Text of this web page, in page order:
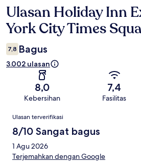
Ulasan
Ulasan Holiday Inn
York City Times
7,8 Bagus
3.002 ulasan
8,0
Kebersihan
7,4
Fasilitas
Ulasan
Ulasan terverifikasi
8/10 Sangat bagus
1 Agu 2026
Terjemahkan dengan Google